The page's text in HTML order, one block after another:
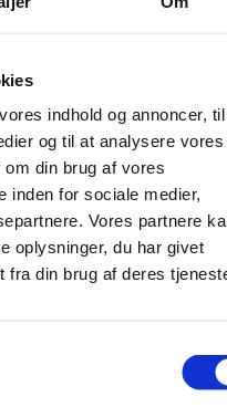
indhold og annoncer,
og til at analysere vores
din brug af vores
inden for sociale medier,
Vores partnere
oplysninger, du har givet
fra din brug af deres
byrådsmøder.
fællesrum, et
toilet- og
tilgængelighed
og inkluderende
– og hvor
hånd i hånd.